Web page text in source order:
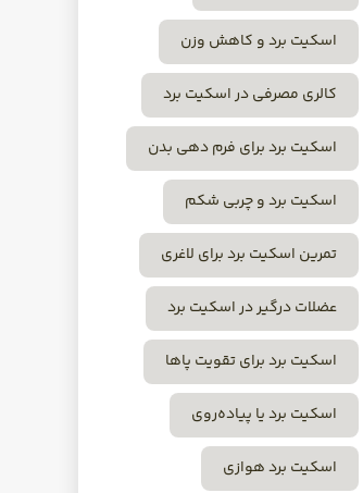
اسکیت برد و کاهش وزن
کالری مصرفی در اسکیت برد
اسکیت برد برای فرم دهی بدن
اسکیت برد و چربی شکم
تمرین اسکیت برد برای لاغری
عضلات درگیر در اسکیت برد
اسکیت برد برای تقویت پاها
اسکیت برد یا پیاده‌روی
اسکیت برد هوازی